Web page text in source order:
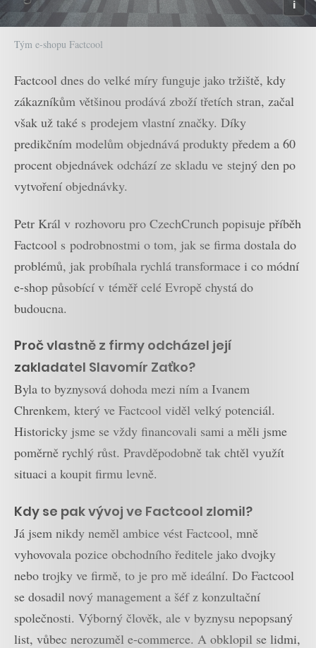
Tým e-shopu Factcool
Factcool dnes do velké míry funguje jako tržiště, kdy
zákazníkům většinou prodává zboží třetích stran, začal
však už také s prodejem vlastní značky. Díky
predikčním modelům objednává produkty předem a 60
procent objednávek odchází ze skladu ve stejný den po
vytvoření objednávky.
Petr Král v rozhovoru pro CzechCrunch popisuje příběh
Factcool s podrobnostmi o tom, jak se firma dostala do
problémů, jak probíhala rychlá transformace i co módní
e-shop působící v téměř celé Evropě chystá do
budoucna.
Proč vlastně z firmy odcházel její
zakladatel Slavomír Zaťko?
Byla to byznysová dohoda mezi ním a Ivanem
Chrenkem, který ve Factcool viděl velký potenciál.
Historicky jsme se vždy financovali sami a měli jsme
poměrně rychlý růst. Pravděpodobně tak chtěl využít
situaci a koupit firmu levně.
Kdy se pak vývoj ve Factcool zlomil?
Já jsem nikdy neměl ambice vést Factcool, mně
vyhovovala pozice obchodního ředitele jako dvojky
nebo trojky ve firmě, to je pro mě ideální. Do Factcool
se dosadil nový management a šéf z konzultační
společnosti. Výborný člověk, ale v byznysu nepopsaný
list, vůbec nerozuměl e-commerce. A obklopil se lidmi,